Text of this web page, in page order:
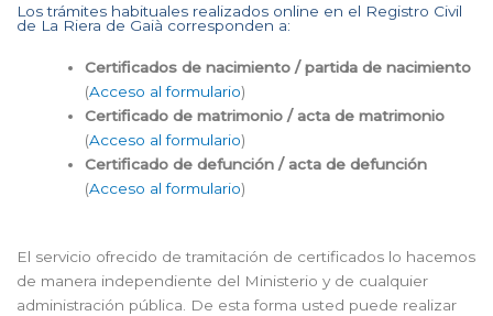
Los trámites habituales realizados online en el Registro Civil
de La Riera de Gaià corresponden a:
Certificados de nacimiento / partida de nacimiento
(Acceso al formulario)
Certificado de matrimonio / acta de matrimonio
(Acceso al formulario)
Certificado de defunción / acta de defunción
(Acceso al formulario)
El servicio ofrecido de tramitación de certificados lo hacemos
de manera independiente del Ministerio y de cualquier
administración pública. De esta forma usted puede realizar